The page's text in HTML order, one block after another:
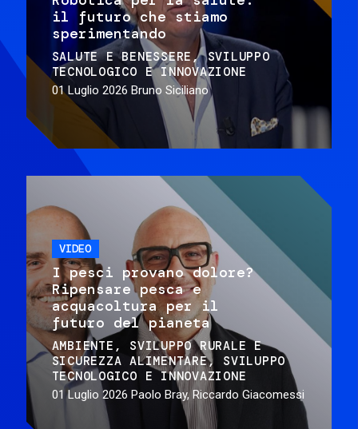
il futuro che stiamo
sperimentando
SALUTE E BENESSERE
SVILUPPO
TECNOLOGICO E INNOVAZIONE
01 Luglio 2026 Bruno Siciliano
VIDEO
I pesci provano dolore?
Ripensare pesca e
acquacoltura per il
futuro del pianeta
AMBIENTE
SVILUPPO RURALE E
SICUREZZA ALIMENTARE
SVILUPPO
TECNOLOGICO E INNOVAZIONE
01 Luglio 2026 Paolo Bray, Riccardo Giacomessi